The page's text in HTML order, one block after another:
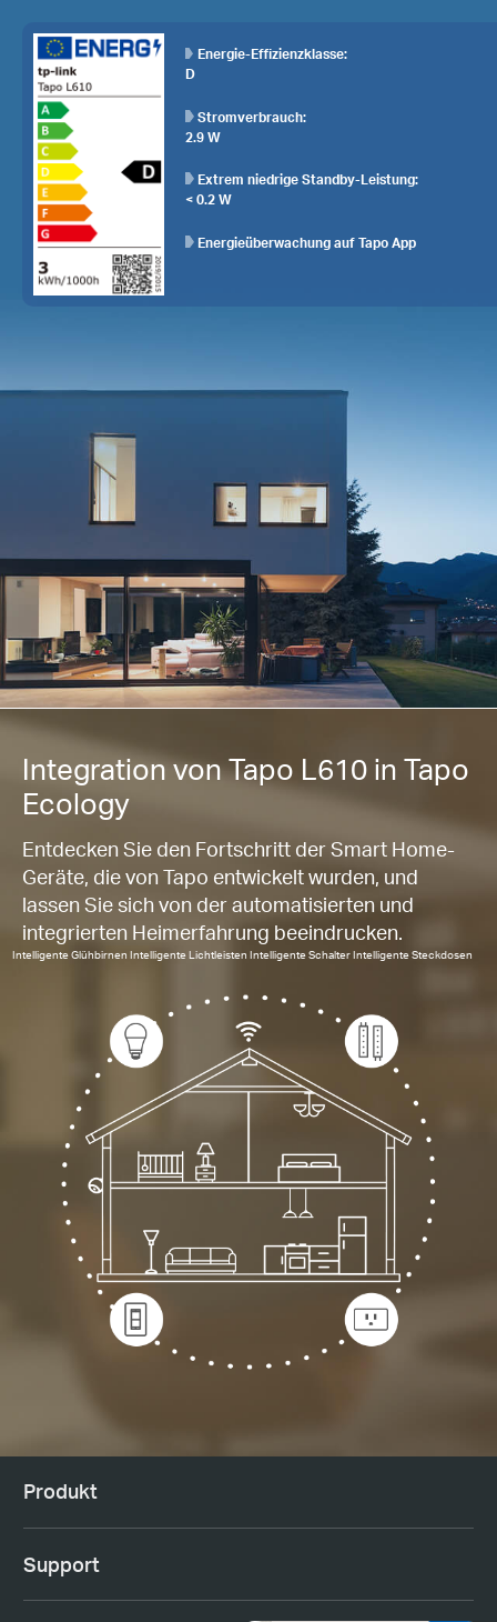
Energie-Effizienzklasse:
D
Stromverbrauch:
2.9 W
Extrem niedrige Standby-Leistung:
< 0.2 W
Energieüberwachung auf Tapo App
Integration von Tapo L610 in Tapo
Ecology
Entdecken Sie den Fortschritt der Smart Home-
Geräte, die von Tapo entwickelt wurden, und
lassen Sie sich von der automatisierten und
integrierten Heimerfahrung beeindrucken.
Intelligente Glühbirnen Intelligente Lichtleisten Intelligente Schalter Intelligente Steckdosen
Produkt
Support